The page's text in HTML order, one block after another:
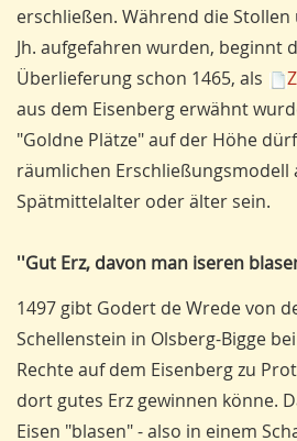
erschließen. Während die
Jh. aufgefahren wurden, beginnt
Überlieferung schon 1465, als
aus dem Eisenberg erwähnt
"Goldne Plätze" auf der Höhe
räumlichen Erschließungsmodell
Spätmittelalter oder älter sein.
''Gut Erz, davon man iseren
1497 gibt Godert de Wrede von
Schellenstein in Olsberg-Bigge
Rechte auf dem Eisenberg zu
dort gutes Erz gewinnen könne.
Eisen "blasen" - also in einem